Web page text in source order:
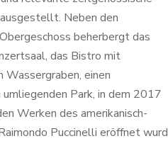
Neben den
beherbergt das
das Bistro mit
einen
Park, in dem 2017
Werken des amerikanisch-
Puccinelli eröffnet